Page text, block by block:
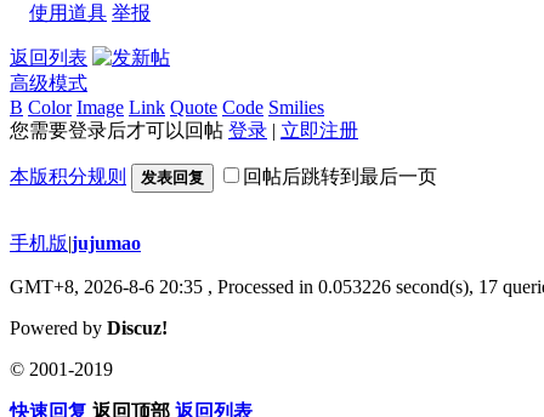
使用道具 举报
返回列表
高级模式
B Color Image Link Quote Code Smilies
您需要登录后才可以回帖 登录 | 立即注册
本版积分规则 发表回复 回帖后跳转到最后一页
手机版|jujumao
GMT+8, 2026-8-6 20:35 , Processed in 0.053226 second(s), 17
Powered by Discuz!
© 2001-2019
快速回复 返回顶部 返回列表